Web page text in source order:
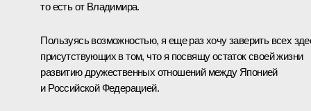
то есть от Владимира.
Пользуясь возможностью, я еще раз хочу заверить всех
присутствующих в том, что я посвящу остаток своей жизни
развитию дружественных отношений между Японией
и Российской Федерацией.